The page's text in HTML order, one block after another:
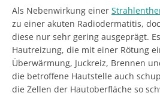
Als Nebenwirkung einer
zu einer akuten Radiodermatitis,
diese nur sehr gering ausgeprägt.
Hautreizung, die mit einer Rötung
Überwärmung, Juckreiz, Brennen
die betroffene Hautstelle auch
die Zellen der Hautoberfläche so